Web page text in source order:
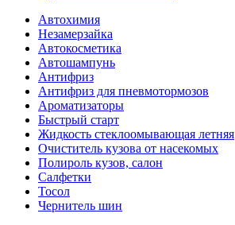
Автохимия
Незамерзайка
Автокосметика
Автошампунь
Антифриз
Антифриз для пневмотормозов
Ароматизаторы
Быстрый старт
Жидкость стеклоомывающая летняя
Очиститель кузова от насекомых
Полироль кузов, салон
Салфетки
Тосол
Чернитель шин